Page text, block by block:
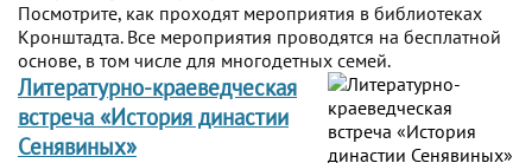
Посмотрите, как проходят мероприятия в библиотеках
Кронштадта. Все мероприятия проводятся на бесплатной
основе, в том числе для многодетных семей.
Литературно-краеведческая
встреча «История династии
Сенявиных»